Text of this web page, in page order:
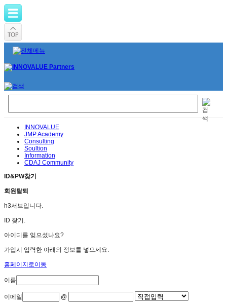
INNOVALUE
JMP Academy
Consulting
Soultion
Information
CDAJ Community
ID&PW찾기
회원탈퇴
h3서브입니다.
ID 찾기.
아이디를 잊으셨나요?
가입시 입력한 아래의 정보를 넣으세요.
홈페이지로이동
이름
이메일 @